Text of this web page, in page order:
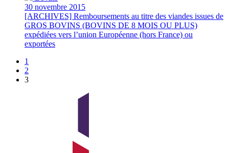
30 novembre 2015
[ARCHIVES] Remboursements au titre des viandes issues de
GROS BOVINS (BOVINS DE 8 MOIS OU PLUS)
expédiées vers l’union Européenne (hors France) ou
exportées
1
2
3